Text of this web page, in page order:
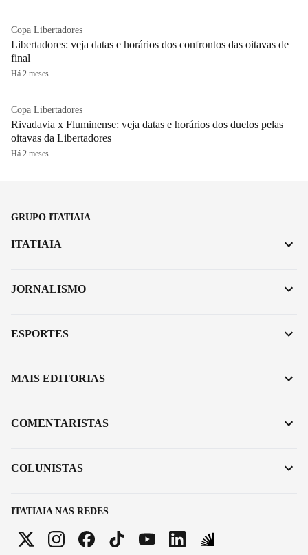
Copa Libertadores
Libertadores: veja datas e horários dos confrontos das oitavas de
final
Há 2 meses
Copa Libertadores
Rivadavia x Fluminense: veja datas e horários dos duelos pelas
oitavas da Libertadores
Há 2 meses
GRUPO ITATIAIA
ITATIAIA NAS REDES
ITATIAIA
JORNALISMO
ESPORTES
MAIS EDITORIAS
COMENTARISTAS
COLUNISTAS